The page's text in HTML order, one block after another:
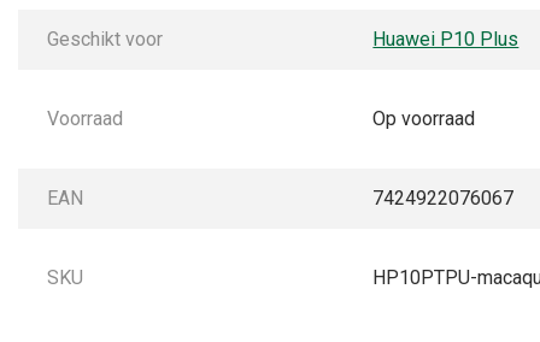
Geschikt voor Huawei P10 Plus
Voorraad Op voorraad
EAN 7424922076067
SKU HP10PTPU-